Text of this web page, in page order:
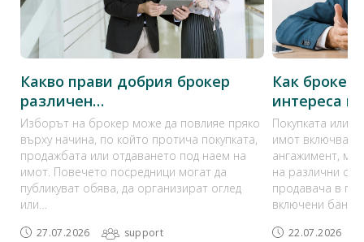
Какво прави добрия брокер
различен…
Изборът на брокер може да повлияе пряко
върху начина, по който протича покупката,
продажбата или отдаването под наем на
имот. Повечето посредници могат да
публикуват обява, да организират оглед
или…
27.07.2026 support
Как
интереса
Покупката или
имот включва
ангажимент,
на различни
продавача в
включени
22.07.2026